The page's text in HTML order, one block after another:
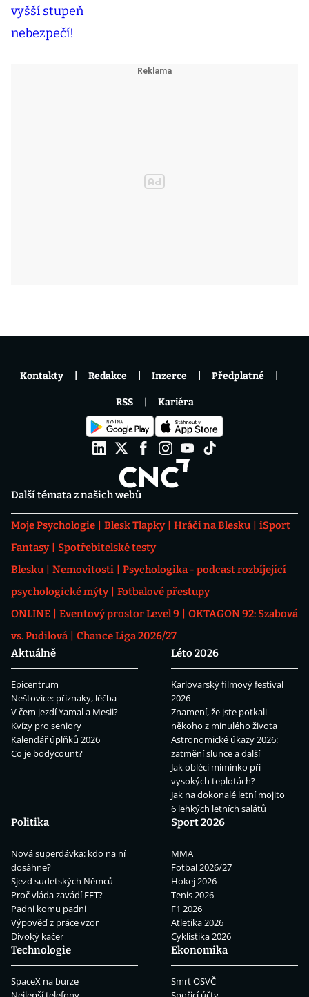
Další témata z našich webů
Moje Psychologie Blesk Tlapky Hráči na Blesku
iSport
Fantasy
Spotřebitelské testy
Blesku
Nemovitosti
Psychologika - podcast rozbíjející
psychologické mýty
Fotbalové přestupy
ONLINE
Eventový prostor Level 9
OKTAGON 92: Szabová
vs. Pudilová
Chance Liga 2026/27
Aktuálně
Epicentrum
Neštovice: příznaky, léčba
V čem jezdí Yamal a Mesii?
Kvízy pro seniory
Kalendář úplňků 2026
Co je bodycount?
Léto 2026
Karlovarský filmový festival
2026
Znamení, že jste potkali
někoho z minulého života
Astronomické úkazy 2026:
zatmění slunce a další
Jak obléci miminko při
vysokých teplotách?
Jak na dokonalé letní mojito
6 lehkých letních salátů
Politika
Nová superdávka: kdo na ní
dosáhne?
Sjezd sudetských Němců
Proč vláda zavádí EET?
Padni komu padni
Výpověď z práce vzor
Divoký kačer
Sport 2026
MMA
Fotbal 2026/27
Hokej 2026
Tenis 2026
F1 2026
Atletika 2026
Cyklistika 2026
Technologie
SpaceX na burze
Ekonomika
Smrt OSVČ
Kontakty Redakce Inzerce Předplatné
RSS Kariéra